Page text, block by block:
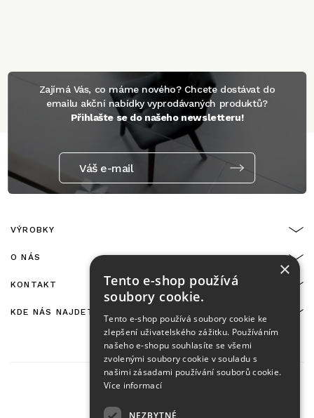
Zajímá Vás, co máme nového? Chcete dostávat do
emailu akční nabídky vyprodávaných produktů?
Přihlašte se do našeho newsletteru!
Váš e-mail
VÝROBKY
O NÁS
KONTAKT
KDE NÁS NAJDETE
×
Tento e-shop používá
soubory cookie.
Tento e-shop používá soubory cookie ke
zlepšení uživatelského zážitku. Používáním
našeho e-shopu souhlasíte se všemi
zvolenými soubory cookie v souladu s
našimi zásadami používání souborů cookie.
Více informací
NEZBYTNÉ